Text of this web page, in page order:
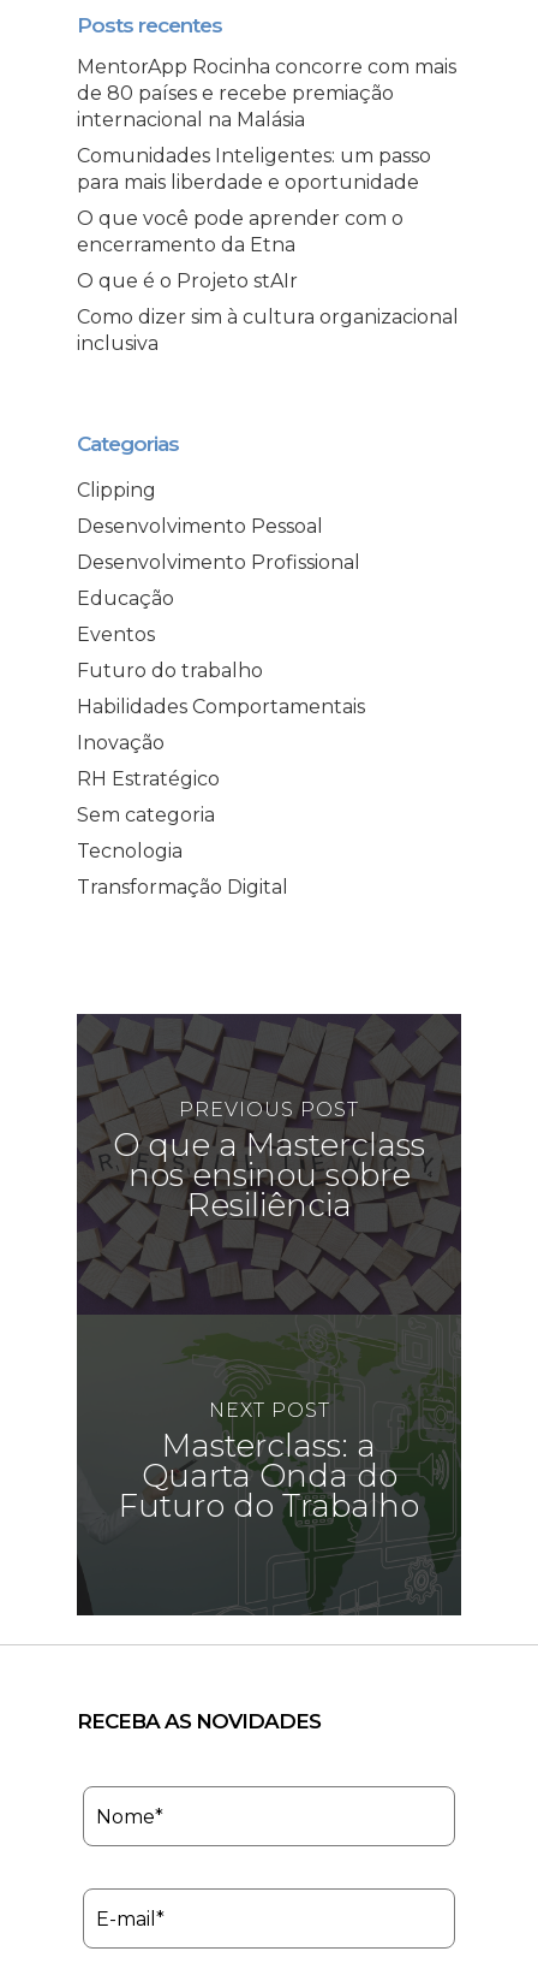
Posts recentes
MentorApp Rocinha concorre com mais
de 80 países e recebe premiação
internacional na Malásia
Comunidades Inteligentes: um passo
para mais liberdade e oportunidade
O que você pode aprender com o
encerramento da Etna
O que é o Projeto stAIr
Como dizer sim à cultura organizacional
inclusiva
Categorias
Clipping
Desenvolvimento Pessoal
Desenvolvimento Profissional
Educação
Eventos
Futuro do trabalho
Habilidades Comportamentais
Inovação
RH Estratégico
Sem categoria
Tecnologia
Transformação Digital
PREVIOUS POST
O que a Masterclass
nos ensinou sobre
Resiliência
NEXT POST
Masterclass: a
Quarta Onda do
Futuro do Trabalho
RECEBA AS NOVIDADES